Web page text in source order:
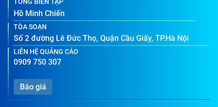
Hồ Minh Chiến
TÒA SOẠN
Số 2 đường Lê Đức Thọ, Quận Cầu Giấy, TP.Hà Nội
LIÊN HỆ QUẢNG CÁO
0909 750 307
Báo giá